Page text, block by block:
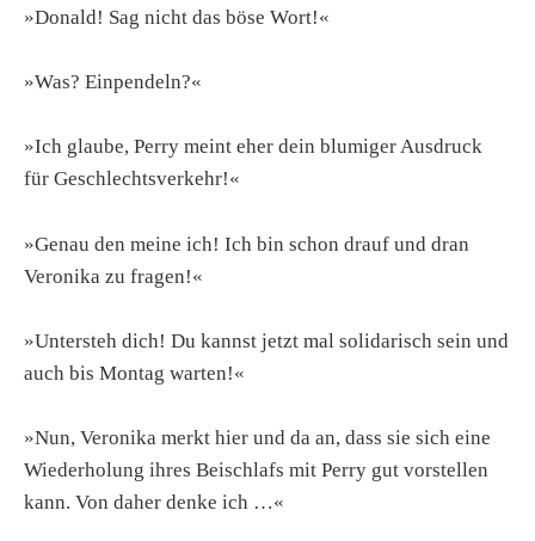
»Donald! Sag nicht das böse Wort!«
»Was? Einpendeln?«
»Ich glaube, Perry meint eher dein blumiger Ausdruck
für Geschlechtsverkehr!«
»Genau den meine ich! Ich bin schon drauf und dran
Veronika zu fragen!«
»Untersteh dich! Du kannst jetzt mal solidarisch sein und
auch bis Montag warten!«
»Nun, Veronika merkt hier und da an, dass sie sich eine
Wiederholung ihres Beischlafs mit Perry gut vorstellen
kann. Von daher denke ich …«